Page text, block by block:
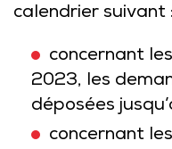
calendrier suivant :
concernant
2023, les
déposées
concernant